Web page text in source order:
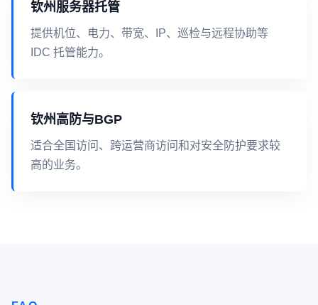
钦州服务器托管
提供机位、电力、带宽、IP、巡检与远程协助等
IDC 托管能力。
钦州高防与BGP
适合全国访问、跨运营商访问和对安全防护要求较
高的业务。